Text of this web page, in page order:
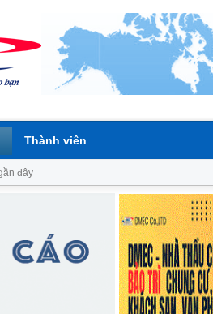
đây
Thành viên